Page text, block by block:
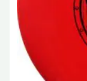
optie
kan
gekozen
worden